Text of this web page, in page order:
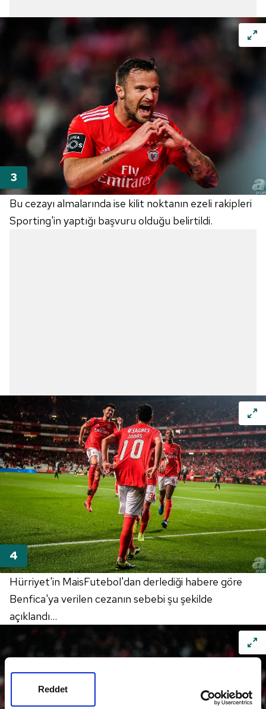
Reddet
Bu cezayı almalarında ise kilit noktanın ezeli rakipleri
Sporting'in yaptığı başvuru olduğu belirtildi.
Hürriyet'in MaisFutebol'dan derlediği habere göre
Benfica'ya verilen cezanın sebebi şu şekilde
açıklandı...